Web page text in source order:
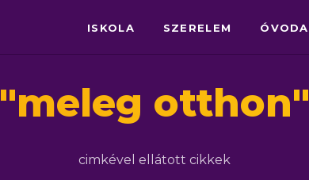
ISKOLA SZERELEM ÓVODA
"meleg otthon"
cimkével ellátott cikkek